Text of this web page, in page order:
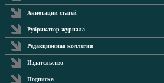
Аннотации статей
Рубрикатор журнала
Редакционная коллегия
Издательство
Подписка